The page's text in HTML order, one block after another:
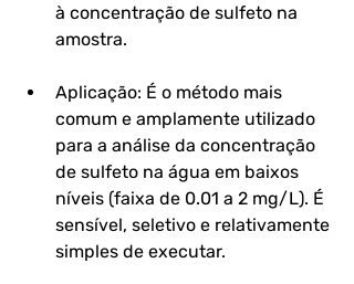
à concentração de sulfeto na
amostra.
Aplicação: É o método mais
comum e amplamente utilizado
para a análise da concentração
de sulfeto na água em baixos
níveis (faixa de 0.01 a 2 mg/L). É
sensível, seletivo e relativamente
simples de executar.